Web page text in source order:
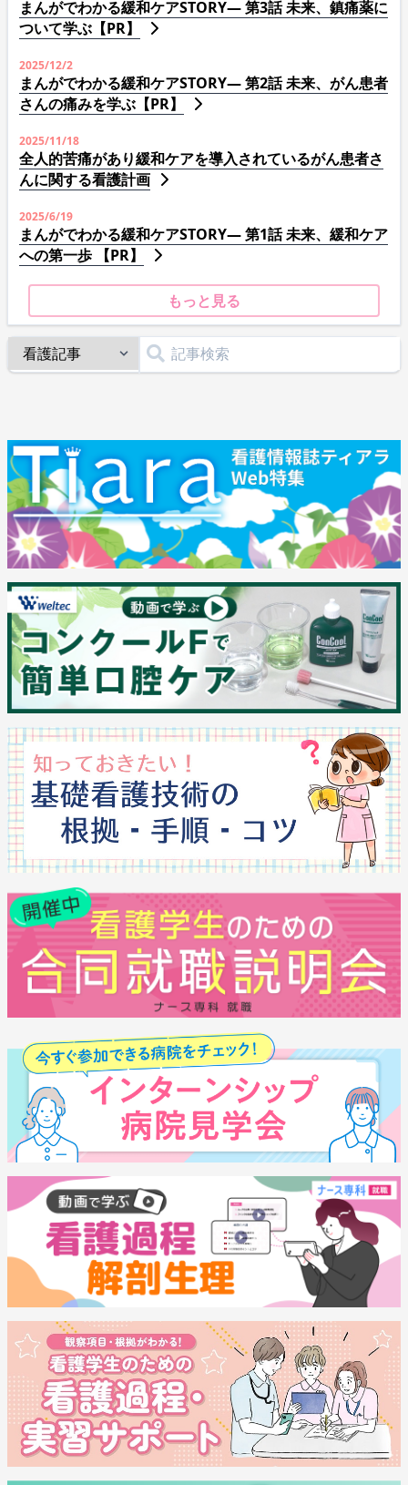
まんがでわかる緩和ケアSTORY― 第3話 未来、鎮痛薬に
ついて学ぶ【PR】
2025/12/2
まんがでわかる緩和ケアSTORY― 第2話 未来、がん患者
さんの痛みを学ぶ【PR】
2025/11/18
全人的苦痛があり緩和ケアを導入されているがん患者さ
んに関する看護計画
2025/6/19
まんがでわかる緩和ケアSTORY― 第1話 未来、緩和ケア
への第一歩 【PR】
もっと見る